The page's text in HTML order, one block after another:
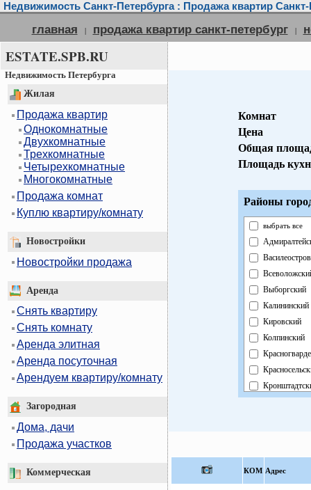
Недвижимость Санкт-Петербурга : Продажа квартир Санкт-
главная | продажа квартир санкт-петербург |
ESTATE.SPB.RU
Недвижимость Петербурга
Жилая
Продажа квартир
Однокомнатные
Двухкомнатные
Трехкомнатные
Четырехкомнатные
Многокомнатные
Продажа комнат
Куплю квартиру/комнату
Новостройки
Новостройки продажа
Аренда
Снять квартиру
Снять комнату
Аренда элитная
Аренда посуточная
Арендуем квартиру/комнату
Загородная
Дома, дачи
Продажа участков
Коммерческая
Комнат
Цена
Общая
Площадь
Районы
выбрать все
Выборгский
Калининский
Кировский
Колпинский
Павловский
КOМ Адрес